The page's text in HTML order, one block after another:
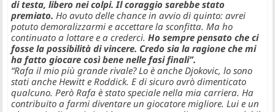
di testa, libero nei colpi. Il coraggio sarebbe stato
premiato. Ho avuto delle chance in avvio di quinto: avrei
potuto demoralizzarmi e accettare la sconfitta. Ma ho
continuato a lottare e a crederci.Ho sempre pensato che ci
fosse la possibilità di vincere. Credo sia la ragione che mi
ha fatto giocare così bene nelle fasi finali”.
“Rafa il mio più grande rivale? Lo è anche Djokovic, lo sono
stati anche Hewitt e Roddick. E di sicuro avrò dimenticato
qualcuno. Però Rafa è stato speciale nella mia carriera. Ha
contribuito a farmi diventare un giocatore migliore. Lui e un